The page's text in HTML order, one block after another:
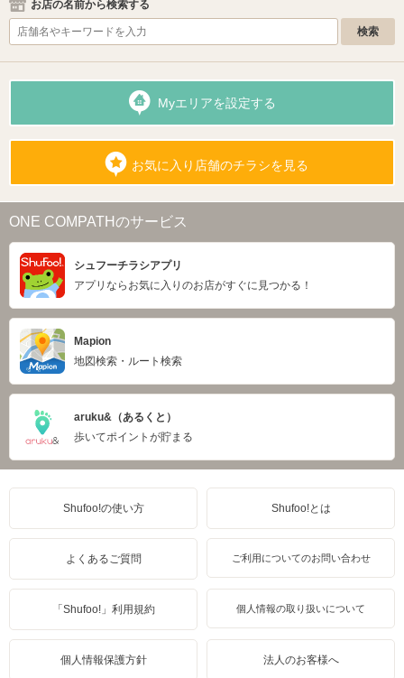
お店の名前から検索する
Myエリアを設定する
お気に入り店舗のチラシを見る
ONE COMPATHのサービス
シュフーチラシアプリ
アプリならお気に入りのお店がすぐに見つかる！
Mapion
地図検索・ルート検索
aruku&（あるくと）
歩いてポイントが貯まる
Shufoo!の使い方 Shufoo!とは
よくあるご質問 ご利用についてのお問い合わせ
「Shufoo!」利用規約 個人情報の取り扱いについて
個人情報保護方針 法人のお客様へ